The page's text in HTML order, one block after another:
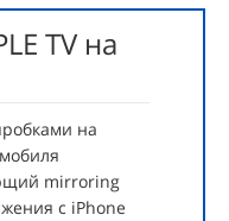
TV на
на
mirroring
с iPhone